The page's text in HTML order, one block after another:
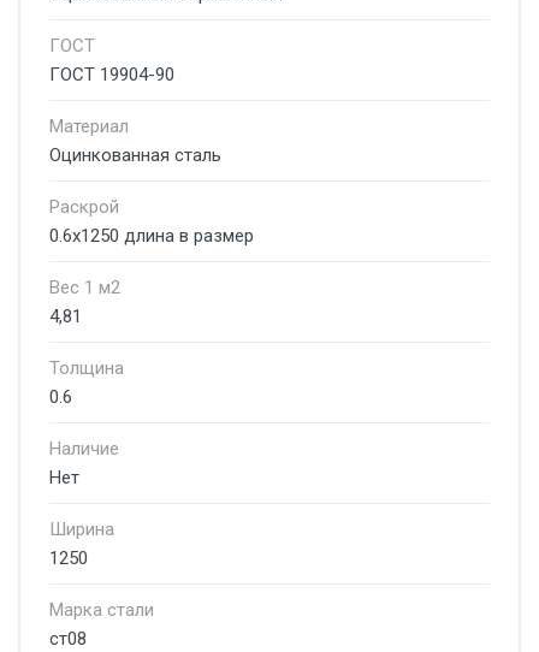
ГОСТ
ГОСТ 19904-90
Материал
Оцинкованная сталь
Раскрой
0.6х1250 длина в размер
Вес 1 м2
4,81
Толщина
0.6
Наличие
Нет
Ширина
1250
Марка стали
ст08